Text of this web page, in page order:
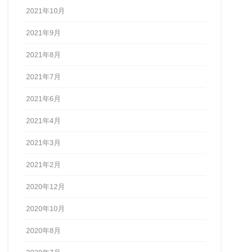
2021年10月
2021年9月
2021年8月
2021年7月
2021年6月
2021年4月
2021年3月
2021年2月
2020年12月
2020年10月
2020年8月